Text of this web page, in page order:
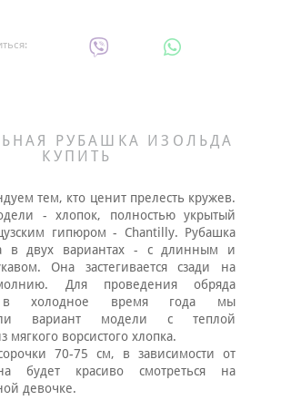
РУБАШКА ИЗОЛЬДА
КУПИТЬ
тем, кто ценит прелесть кружев.
- хлопок, полностью укрытый
гипюром - Chantilly. Рубашка
в двух вариантах - с длинным и
Она застегивается сзади на
Для проведения обряда
в холодное время года мы
вариант модели с теплой
мягкого ворсистого хлопка.
70-75 см, в зависимости от
будет красиво смотреться на
девочке.